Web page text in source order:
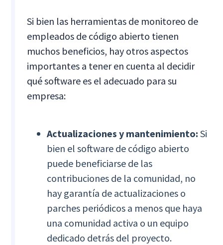
Si bien las herramientas de monitoreo de
empleados de código abierto tienen
muchos beneficios, hay otros aspectos
importantes a tener en cuenta al decidir
qué software es el adecuado para su
empresa:
Actualizaciones y mantenimiento:Si
bien el software de código abierto
puede beneficiarse de las
contribuciones de la comunidad, no
hay garantía de actualizaciones o
parches periódicos a menos que haya
una comunidad activa o un equipo
dedicado detrás del proyecto.